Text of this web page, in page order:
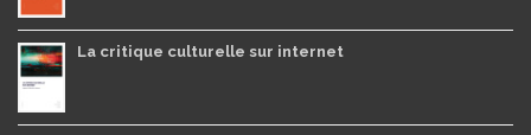
La critique culturelle sur internet